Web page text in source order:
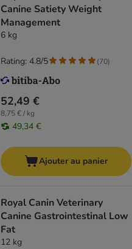
Canine Satiety Weight
Management
6 kg
52,49 €
8,75 € / kg
49,34 €
Rating: 4.8/5 (70)
Ajouter au panier
Royal Canin Veterinary
Canine Gastrointestinal Low
Fat
12 kg